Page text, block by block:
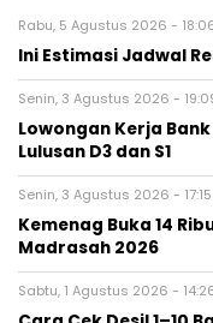
Rabu, 5 Agustus 2026 -
Ini Estimasi Jadwal
Senin, 3 Agustus 2026 -
Lowongan Kerja Bank
Lulusan D3 dan S1
Senin, 3 Agustus 2026 - 17:15
Kemenag Buka 14
Madrasah 2026
Sabtu, 1 Agustus 2026 -